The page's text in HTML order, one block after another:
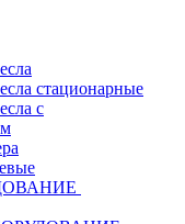
стационарные
с